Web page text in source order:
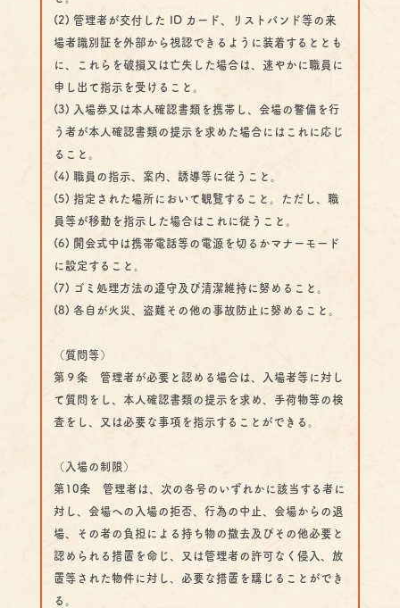
(2) 管理者が交付した ID カード、リストバンド等の来
場者識別証を外部から視認できるように装着するととも
に、これらを破損又は亡失した場合は、速やかに職員に
申し出て指示を受けること。
(3) 入場券又は本人確認書類を携帯し、会場の警備を行
う者が本人確認書類の提示を求めた場合にはこれに応じ
ること。
(4) 職員の指示、案内、誘導等に従うこと。
(5) 指定された場所において観覧すること。ただし、職
員等が移動を指示した場合はこれに従うこと。
(6) 開会式中は携帯電話等の電源を切るかマナーモード
に設定すること。
(7) ゴミ処理方法の遵守及び清潔維持に努めること。
(8) 各自が火災、盗難その他の事故防止に努めること。
（質問等）
第９条 管理者が必要と認める場合は、入場者等に対し
て質問をし、本人確認書類の提示を求め、手荷物等の検
査をし、又は必要な事項を指示することができる。
（入場の制限）
第10条 管理者は、次の各号のいずれかに該当する者に
対し、会場への入場の拒否、行為の中止、会場からの退
場、その者の負担による持ち物の撤去及びその他必要と
認められる措置を命じ、又は管理者の許可なく侵入、放
置等された物件に対し、必要な措置を講じることができ
る。